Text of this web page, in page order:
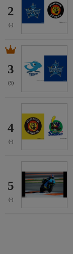
2
(-)
3
(5)
4
(-)
5
(-)